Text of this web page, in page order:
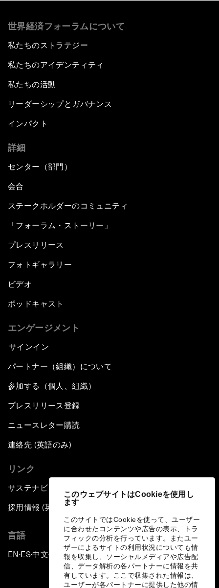
このウェブサイトはCookieを使用し
ます
このサイトではCookieを使って、ユーザー
に合わせたコンテンツや広告の表示、トラ
フィックの分析を行っています。またユー
ザーによるサイトの利用状況についても情
報を収集し、ソーシャルメディアや広告配
信、データ解析の各パートナーに情報を共
有しています。ここで収集された情報は、
ユーザーが各パートナーに提供した他の情
世界経済フォーラムについて
私たちのストラテジー
私たちのアイデンティティ
私たちの活動
リーダーシップとガバナンス
インパクト
詳細
センター（部門）
会合
ステークホルダーのコミュニティ
「フォーラム・ストーリー」
プレスリリース
フォトギャラリー
ビデオ
ポッドキャスト
エンゲージメント
サインイン
パートナー（組織）について
参加する（個人、組織）
プレスリリース登録
ニュースレター購読
連絡先 (英語のみ)
リンク
サステナビリティへの取り組み
採用情報 (英語のみ)
言語
EN ▪ES▪中文▪ 日本語